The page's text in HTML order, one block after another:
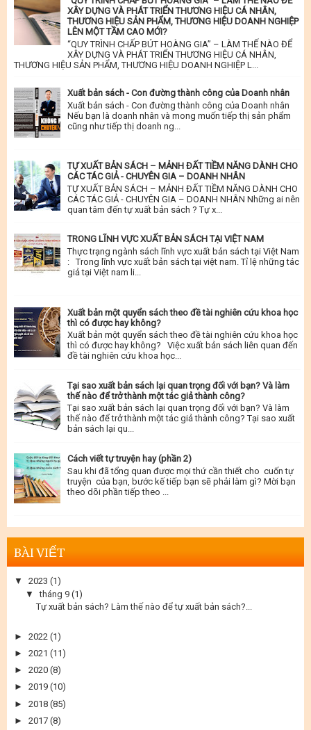
XÂY DỰNG VÀ PHÁT TRIỂN THƯƠNG HIỆU CÁ NHÂN,
THƯƠNG HIỆU SẢN PHẨM, THƯƠNG HIỆU DOANH NGHIỆP
LÊN MỘT TẦM CAO MỚI?
“QUY TRÌNH CHẤP BÚT HOÀNG GIA” – LÀM THẾ NÀO ĐỂ
XÂY DỰNG VÀ PHÁT TRIỂN THƯƠNG HIỆU CÁ NHÂN,
THƯƠNG HIỆU SẢN PHẨM, THƯƠNG HIỆU DOANH NGHIỆP L...
Xuất bản sách - Con đường thành công của Doanh nhân
Xuất bản sách - Con đường thành công của Doanh nhân
Nếu bạn là doanh nhân và mong muốn tiếp thị sản phẩm
cũng như tiếp thị doanh ng...
TỰ XUẤT BẢN SÁCH – MẢNH ĐẤT TIỀM NĂNG DÀNH CHO
CÁC TÁC GIẢ - CHUYÊN GIA – DOANH NHÂN
TỰ XUẤT BẢN SÁCH – MẢNH ĐẤT TIỀM NĂNG DÀNH CHO
CÁC TÁC GIẢ - CHUYÊN GIA – DOANH NHÂN Những ai nên
quan tâm đến tự xuất bản sách ? Tự x...
TRONG LĨNH VỰC XUẤT BẢN SÁCH TẠI VIỆT NAM
Thực trạng ngành sách lĩnh vực xuất bản sách tại Việt Nam
: Trong lĩnh vực xuất bản sách tại việt nam. Tỉ lệ những tác
giả tại Việt nam li...
Xuất bản một quyển sách theo đề tài nghiên cứu khoa học
thì có được hay không?
Xuất bản một quyển sách theo đề tài nghiên cứu khoa học
thì có được hay không? Việc xuất bản sách liên quan đến
đề tài nghiên cứu khoa học...
Tại sao xuất bản sách lại quan trọng đối với bạn? Và làm
thế nào để trở thành một tác giả thành công?
Tại sao xuất bản sách lại quan trọng đối với bạn? Và làm
thế nào để trở thành một tác giả thành công? Tại sao xuất
bản sách lại qu...
Cách viết tự truyện hay (phần 2)
Sau khi đã tổng quan được mọi thứ cần thiết cho cuốn tự
truyện của bạn, bước kế tiếp bạn sẽ phải làm gì? Mời bạn
theo dõi phần tiếp theo ...
BÀI VIẾT
▼ 2023 (1)
▼
tháng 9 (1)
Tự xuất bản sách? Làm thế nào để tự xuất bản sách?...
► 2022 (1)
► 2021 (11)
► 2020 (8)
► 2019 (10)
► 2018 (85)
► 2017 (8)